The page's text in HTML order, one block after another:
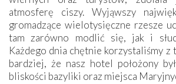
atmosferę ciszy. Wyjąwszy
gromadzące wielotysięczne rzesze
tam zarówno modlić się, jak i
Każdego dnia chętnie korzystaliśmy
bardziej, że nasz hotel położony
bliskości bazyliki oraz miejsca